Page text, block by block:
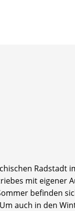
Radstadt
mit eigener
befinden
auch in den